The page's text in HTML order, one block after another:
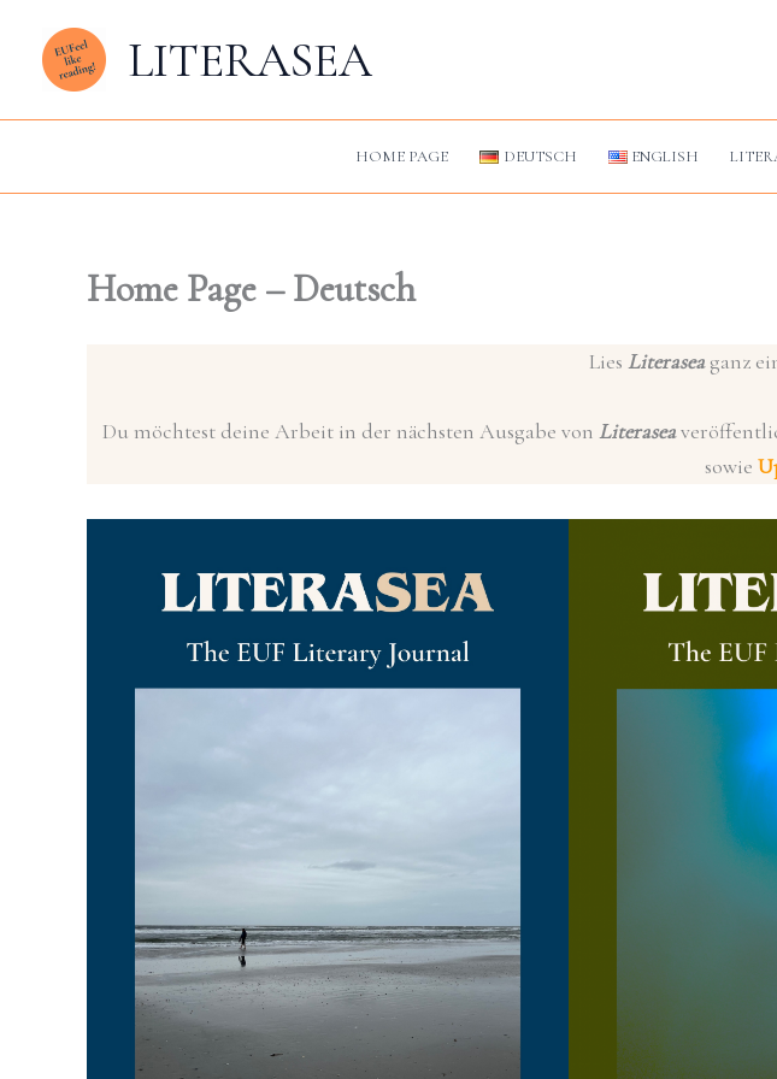
Inhalt
springen
LITERASEA
HOME PAGE DEUTSCH ENGLISH
Home Page – Deutsch
Lies Literaseaganz
Du möchtest deine Arbeit in der nächsten Ausgabe von Literasea
sowie